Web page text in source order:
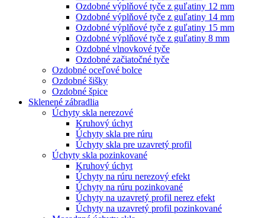
Ozdobné výplňové tyče z guľatiny 12 mm
Ozdobné výplňové tyče z guľatiny 14 mm
Ozdobné výplňové tyče z guľatiny 15 mm
Ozdobné výplňové tyče z guľatiny 8 mm
Ozdobné vlnovkové tyče
Ozdobné začiatočné tyče
Ozdobné oceľové bolce
Ozdobné šišky
Ozdobné špice
Sklenené zábradlia
Úchyty skla nerezové
Kruhový úchyt
Úchyty skla pre rúru
Úchyty skla pre uzavretý profil
Úchyty skla pozinkované
Kruhový úchyt
Úchyty na rúru nerezový efekt
Úchyty na rúru pozinkované
Úchyty na uzavretý profil nerez efekt
Úchyty na uzavretý profil pozinkované